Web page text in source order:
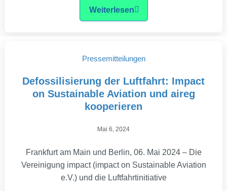
Weiterlesen
Pressemitteilungen
Defossilisierung der Luftfahrt: Impact
on Sustainable Aviation und aireg
kooperieren
Mai 6, 2024
Frankfurt am Main und Berlin, 06. Mai 2024 – Die
Vereinigung impact (impact on Sustainable Aviation
e.V.) und die Luftfahrtinitiative